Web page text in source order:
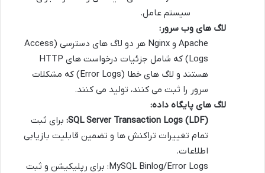
سیستم عامل.
لاگ های وب سرور:
Apache و Nginx هر دو لاگ های دسترسی (Access
Logs) که شامل جزئیات درخواست های HTTP
هستند و لاگ های خطا (Error Logs) که مشکلات
سرور را ثبت می کنند، تولید می کنند.
لاگ های پایگاه داده:
SQL Server Transaction Logs (LDF): برای ثبت
تمام تغییرات تراکنش ها و تضمین قابلیت بازیابی
اطلاعات.
MySQL Binlog/Error Logs: برای رپلیکیشن و ثبت